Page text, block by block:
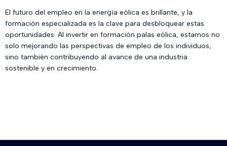
El futuro del empleo en la energía eólica es brillante, y la
formación especializada es la clave para desbloquear estas
oportunidades. Al invertir en formación palas eólica, estamos no
solo mejorando las perspectivas de empleo de los individuos,
sino también contribuyendo al avance de una industria
sostenible y en crecimiento.